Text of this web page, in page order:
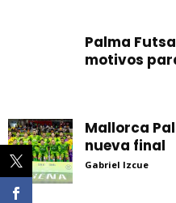
Palma
motivos
Mallorca
nueva final
Gabriel Izcue